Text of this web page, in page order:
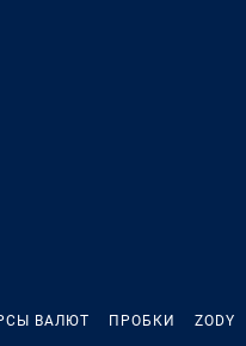
ВАЛЮТ ПРОБКИ ZODY